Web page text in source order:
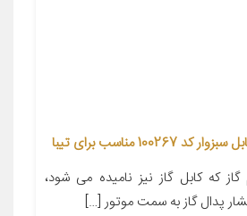
مناسب برای تیبا
که کابل گاز نیز نامیده می شود،
پدال گاز به سمت موتور […]